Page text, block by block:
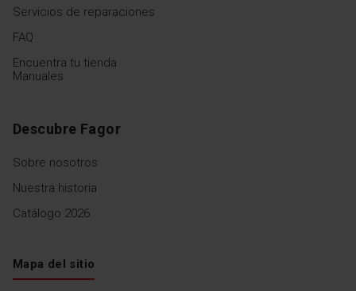
Servicios de reparaciones
FAQ
Encuentra tu tienda
Manuales
Descubre Fagor
Sobre nosotros
Nuestra historia
Catálogo 2026
Mapa del sitio